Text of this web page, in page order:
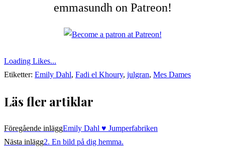
emmasundh on Patreon!
Loading Likes...
Etiketter: Emily Dahl, Fadi el Khoury, julgran, Mes Dames
Läs fler artiklar
Föregående inläggEmily Dahl ♥ Jumperfabriken
Nästa inlägg2. En bild på dig hemma.